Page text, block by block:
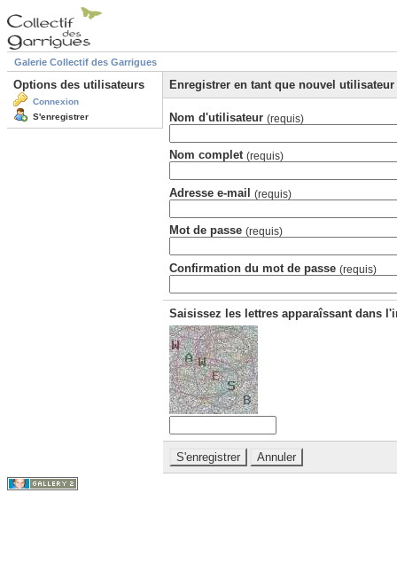
Galerie Collectif des Garrigues
Options des utilisateurs
Connexion
S'enregistrer
Enregistrer en tant que nouvel utilisateur
Nom d'utilisateur (requis)
Nom complet (requis)
Adresse e-mail (requis)
Mot de passe (requis)
Confirmation du mot de passe (requis)
Saisissez les lettres apparaîssant dans